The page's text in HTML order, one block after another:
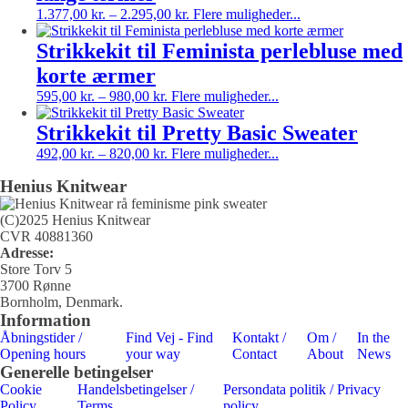
Mulighederne
kan
vælges
på
1.377,00 kr. – 2.295,00 kr. Flere muligheder...
vare
har
flere
vælges
på
Strikkekit til Feminista perlebluse med
korte ærmer
595,00 kr. – 980,00 kr. Flere muligheder...
har
flere
varianter.
Strikkekit til Pretty Basic Sweater
492,00 kr. – 820,00 kr. Flere muligheder...
Henius Knitwear
(C)2025 Henius Knitwear
CVR 40881360
Adresse:
Store Torv 5
3700 Rønne
Bornholm, Denmark.
Information
Åbningstider /
Opening hours
Find Vej - Find
your way
Kontakt /
Contact
Om /
About
In the
News
Generelle betingelser
Cookie
Handelsbetingelser /
Persondata politik / Privacy